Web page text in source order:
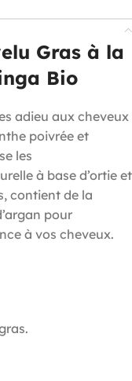
Gras à la
Bio
adieu aux cheveux
poivrée et
les
à base d’ortie et
contient de la
pour
à vos cheveux.